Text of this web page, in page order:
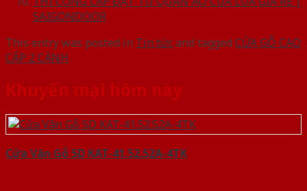
SAIGONDOOR
This entry was posted in Tin tứcand tagged CỬA GỖ CAO
CẤP 2 CÁNH.
Khuyến mại hôm nay
Cửa Vân Gỗ 5D KAT-41.52.52A-4TK